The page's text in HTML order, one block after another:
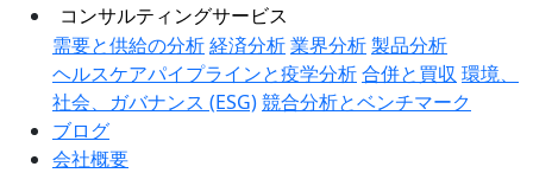
コンサルティングサービス
需要と供給の分析経済分析業界分析製品分析
ヘルスケアパイプラインと疫学分析合併と買収 環境、
社会、ガバナンス (ESG)競合分析とベンチマーク
ブログ
会社概要